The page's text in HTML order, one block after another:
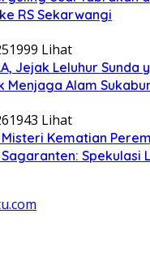
RS Sekarwangi
1999 Lihat
Jejak Leluhur Sunda
Menjaga Alam
1943 Lihat
Kematian
Spekulasi